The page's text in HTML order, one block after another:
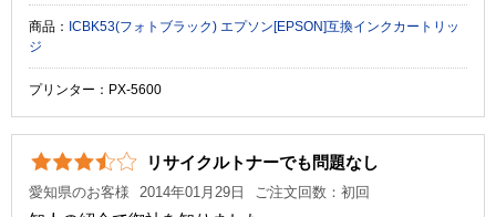
商品： ICBK53(フォトブラック) エプソン[EPSON]互換インクカートリッ
ジ
プリンター：PX-5600
リサイクルトナーでも問題なし
愛知県のお客様 2014年01月29日 ご注文回数：初回